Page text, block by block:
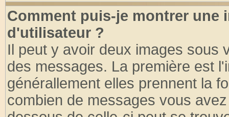
Comment puis-je montrer une
d'utilisateur ?
Il peut y avoir deux images sous
des messages. La première est
générallement elles prennent la
combien de messages vous